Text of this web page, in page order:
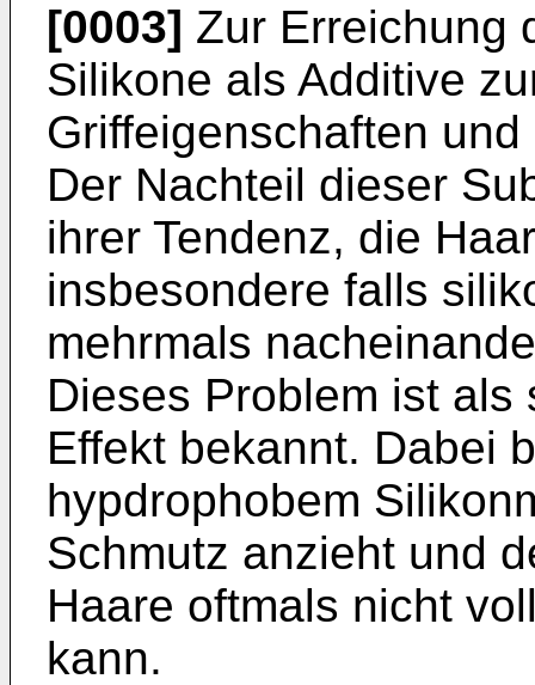
[0003] Zur Erreichung
Silikone als Additive
Griffeigenschaften
Der Nachteil dieser
ihrer Tendenz, die
insbesondere falls
mehrmals
Dieses Problem ist
Effekt bekannt. Dabei
hypdrophobem
Schmutz anzieht und
Haare oftmals nicht
kann.